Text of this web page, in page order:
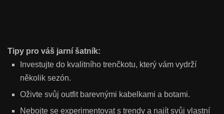
Tipy pro váš jarní šatník:
Investujte do kvalitního trenčkotu, který vám vydrží
několik sezón.
Oživte svůj outfit barevnými kabelkami a botami.
Nebojte se experimentovat s trendy a najít svůj vlastní